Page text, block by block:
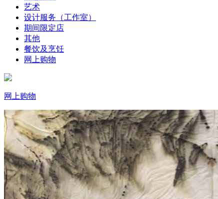
艺术
设计服务（工作室）
期间限定店
其他
餐饮及烹饪
网上购物
网上购物